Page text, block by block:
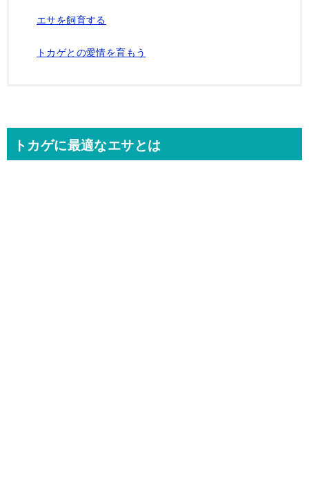
エサを飼育する
トカゲとの愛情を育もう
トカゲに最適なエサとは